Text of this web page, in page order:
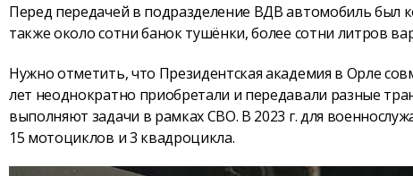
Перед передачей в подразделение ВДВ автомобиль был
также около сотни банок тушёнки, более сотни литров
Нужно отметить, что Президентская академия в Орле
лет неоднократно приобретали и передавали разные
выполняют задачи в рамках СВО. В 2023 г. для
15 мотоциклов и 3 квадроцикла.